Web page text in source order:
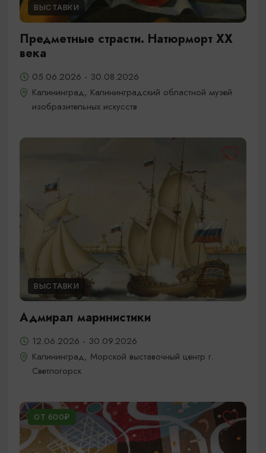
ВЫСТАВКИ
Предметные страсти. Натюрморт XX
века
05.06.2026 - 30.08.2026
Калининград, Калининградский областной музей
изобразительных искусств
ВЫСТАВКИ
Адмирал маринистики
12.06.2026 - 30.09.2026
Калининград, Морской выставочный центр г.
Светлогорск
ОТ 600₽